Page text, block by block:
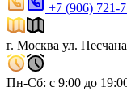
+7 (906) 721-
г. Москва ул.
Пн-Сб: с 9:00 до